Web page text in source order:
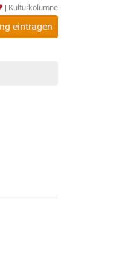
| Kulturkolumne
eintragen